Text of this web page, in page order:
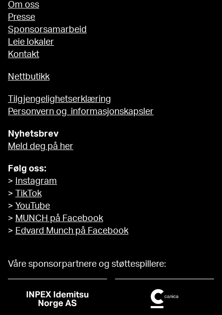
Om oss
Presse
Sponsorsamarbeid
Leie lokaler
Kontakt
Nettbutikk
Tilgjengelighetserklæring
Personvern og informasjonskapsler
Nyhetsbrev
Meld deg på her
Følg oss:
>
Instagram
>
TikTok
> YouTube
> MUNCH på Facebook
> Edvard Munch på Facebook
Våre sponsorpartnere og støttespillere: